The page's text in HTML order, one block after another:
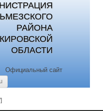
РАЙОНА
КИРОВСКОЙ
ОБЛАСТИ
Официальный сайт